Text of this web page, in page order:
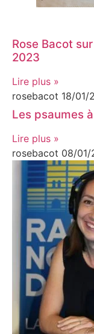
Rose Bacot
2023
Lire plus »
rosebacot 18/01/
Les psaumes
Lire plus »
rosebacot 08/01/